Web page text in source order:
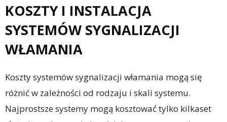
KOSZTY I INSTALACJA
SYSTEMÓW SYGNALIZACJI
WŁAMANIA
Koszty systemów sygnalizacji włamania mogą się
różnić w zależności od rodzaju i skali systemu.
Najprostsze systemy mogą kosztować tylko kilkaset